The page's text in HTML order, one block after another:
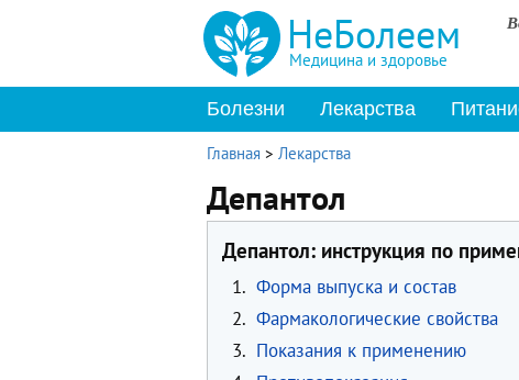
НеБолеем
Медицина и здоровье
Болезни Лекарства
Главная > Лекарства
Депантол
Депантол: инструкция по
1. Форма выпуска и состав
2. Фармакологические свойства
3. Показания к применению